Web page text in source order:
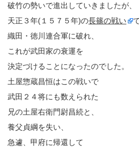
破竹の勢いで進出していきましたが、
天正３年(１５７５年)の長篠の戦い
織田・徳川連合軍に破れ、
これが武田家の衰運を
決定づけることになったのでした。
土屋惣蔵昌恒はこの戦いで
武田２４将にも数えられた
兄の土屋右衛門尉昌続と、
養父貞綱を失い、
急遽、甲府に帰還して